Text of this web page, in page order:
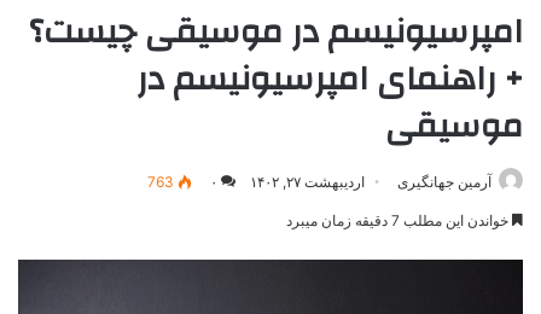
امپرسیونیسم در موسیقی چیست؟
+ راهنمای امپرسیونیسم در
موسیقی
آرمین جهانگیری اردیبهشت ۲۷, ۱۴۰۲ ۰ 763
خواندن این مطلب 7 دقیقه زمان میبرد